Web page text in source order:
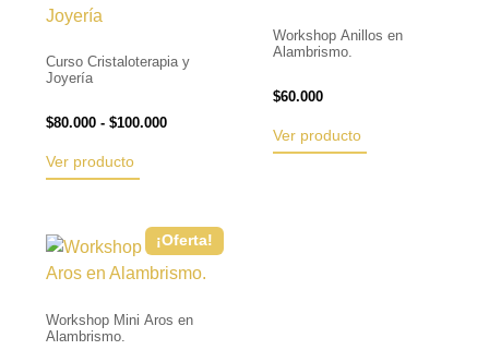
Curso Cristaloterapia y
Joyería
$80.000 - $100.000
Ver producto
Workshop Anillos en
Alambrismo.
$60.000
Ver producto
¡Oferta!
Workshop Mini Aros en
Alambrismo.